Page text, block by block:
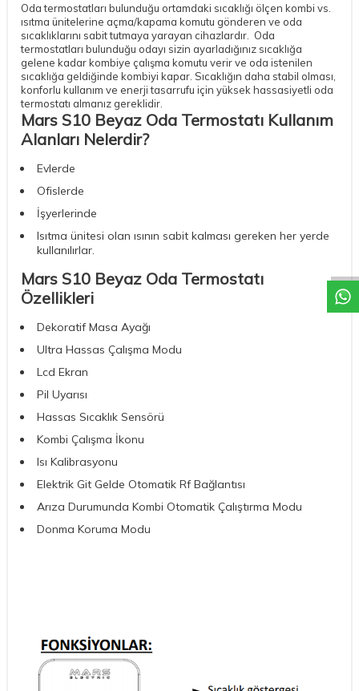
Oda termostatları bulunduğu ortamdaki sıcaklığı ölçen kombi vs.
ısıtma ünitelerine açma/kapama komutu gönderen ve oda
sıcaklıklarını sabit tutmaya yarayan cihazlardır. Oda
termostatları bulunduğu odayı sizin ayarladığınız sıcaklığa
gelene kadar kombiye çalışma komutu verir ve oda istenilen
sıcaklığa geldiğinde kombiyi kapar. Sıcaklığın daha stabil olması,
konforlu kullanım ve enerji tasarrufu için yüksek hassasiyetli oda
termostatı almanız gereklidir.
Mars S10 Beyaz Oda Termostatı Kullanım
Alanları Nelerdir?
Evlerde
Ofislerde
İşyerlerinde
Isıtma ünitesi olan ısının sabit kalması gereken her yerde
kullanılırlar.
Mars S10 Beyaz Oda Termostatı
Özellikleri
Dekoratif Masa Ayağı
Ultra Hassas Çalışma Modu
Lcd Ekran
Pil Uyarısı
Hassas Sıcaklık Sensörü
Kombi Çalışma İkonu
Isı Kalibrasyonu
Elektrik Git Gelde Otomatik Rf Bağlantısı
Arıza Durumunda Kombi Otomatik Çalıştırma Modu
Donma Koruma Modu